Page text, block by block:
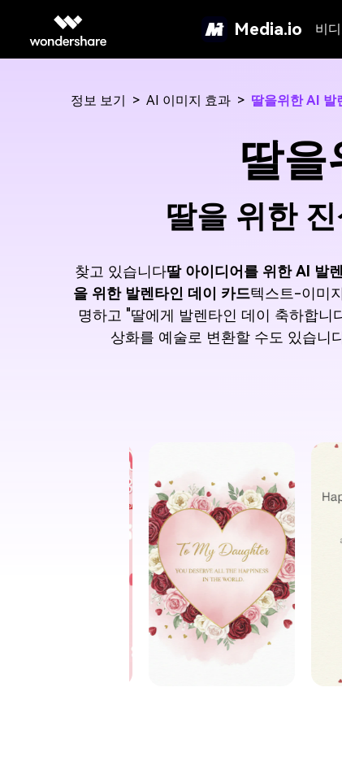
Media.io 비
정보 보기 > AI 이미지 효과 > 딸을위한 AI 발
딸을
딸을 위한
찾고 있습니다딸 아이디어를 위한 AI 발
을 위한 발렌타인 데이 카드텍스트-이미
명하고 "딸에게 발렌타인 데이 축하합
상화를 예술로 변환할 수도 있습니